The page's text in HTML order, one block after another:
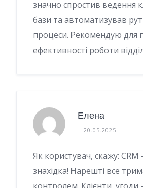
значно спростив ведення
бази та автоматизував
процеси. Рекомендую для
ефективності роботи
Елена
20.05.2025
Як користувач, скажу: CRM
знахідка! Нарешті все